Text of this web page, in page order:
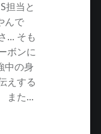
担当と
んで
… そも
ボンに
中の身
えする
また…